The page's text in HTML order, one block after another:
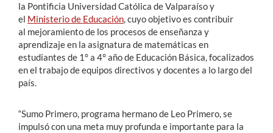
la Pontificia Universidad Católica de Valparaíso y
el Ministerio de Educación, cuyo objetivo es contribuir
al mejoramiento de los procesos de enseñanza y
aprendizaje en la asignatura de matemáticas en
estudiantes de 1° a 4° año de Educación Básica, focalizados
en el trabajo de equipos directivos y docentes a lo largo del
país.
“Sumo Primero, programa hermano de Leo Primero, se
impulsó con una meta muy profunda e importante para la